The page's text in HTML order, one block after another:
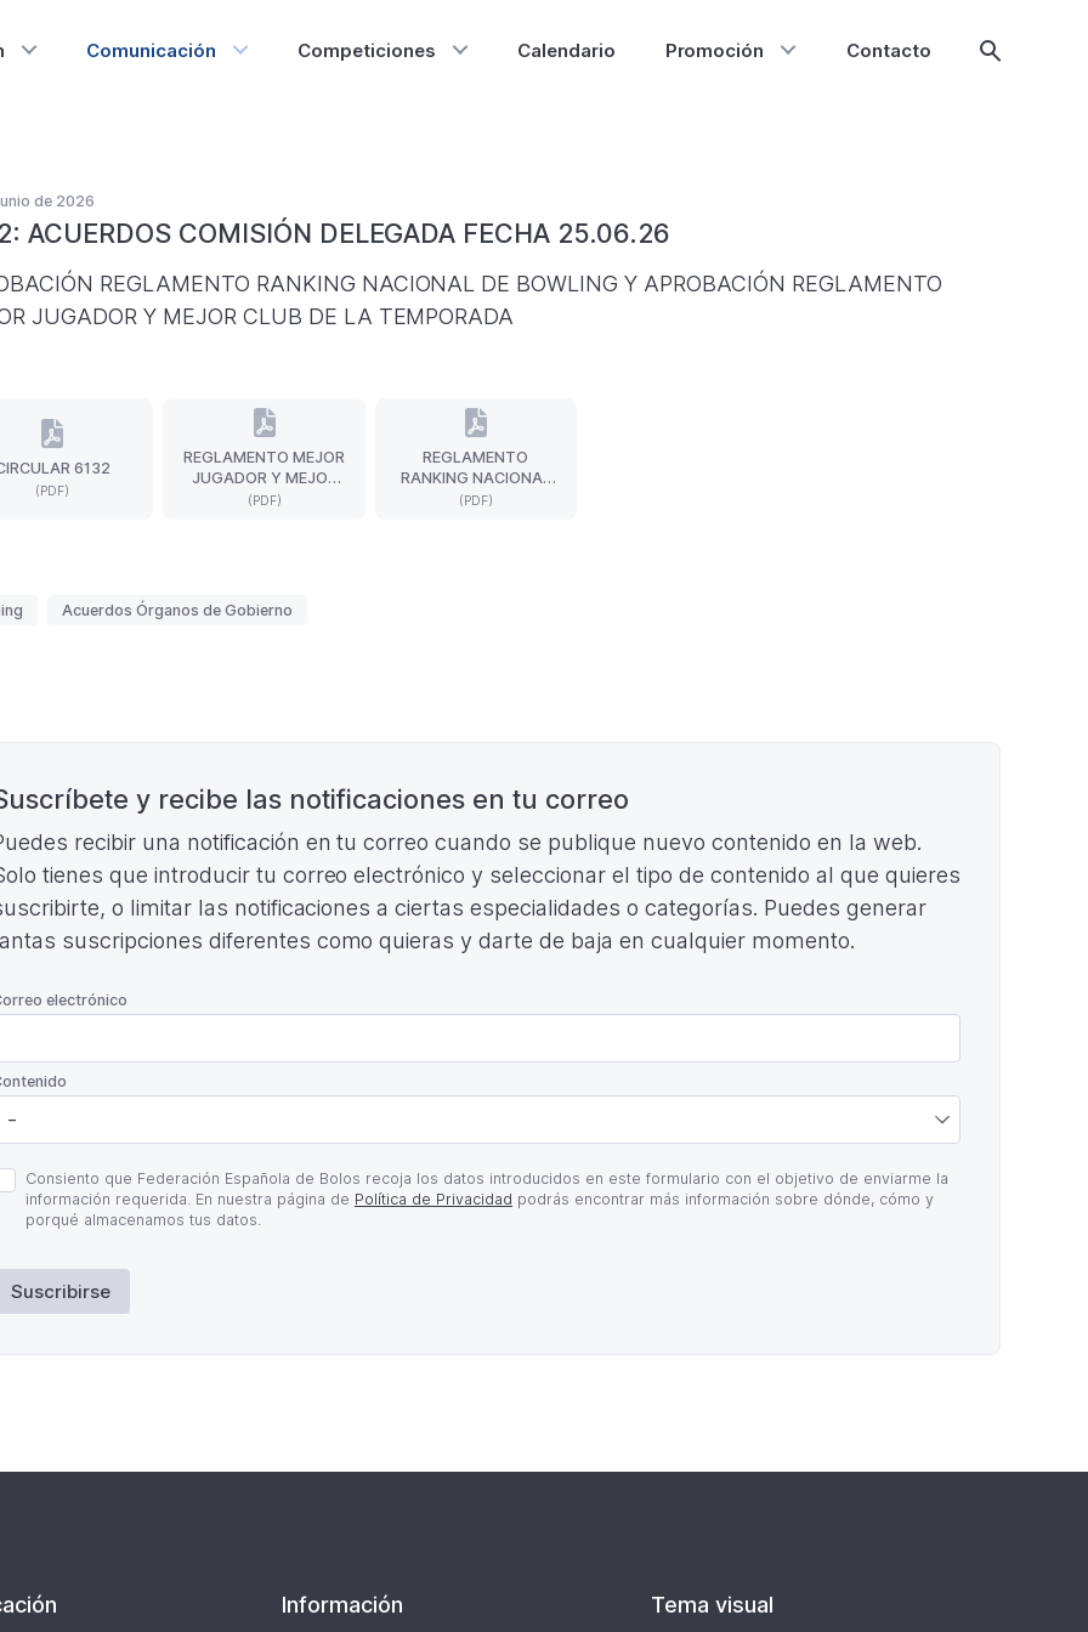
Comunicación Competiciones Calendario Promoción Contacto
Mostrar
de 2026
ACUERDOS COMISIÓN DELEGADA FECHA 25.06.26
REGLAMENTO RANKING NACIONAL DE BOWLING Y APROBACIÓN REGLAMENTO
JUGADOR Y MEJOR CLUB DE LA TEMPORADA
6132
(PDF)
CIRCULAR
6132
REGLAMENTO MEJOR
JUGADOR Y MEJOR
CLUB TEMPORADA
(PDF)
REGLAMENTO
MEJOR
JUGADOR
(Formato
REGLAMENTO
RANKING NACIONAL
DE BOWLING
(PDF)
REGLAMENTO
RANKING
NACIONAL
Acuerdos Órganos de Gobierno
y recibe las notificaciones en tu correo
recibir una notificación en tu correo cuando se publique nuevo contenido en la web.
tienes que introducir tu correo electrónico y seleccionar el tipo de contenido al que quieres
o limitar las notificaciones a ciertas especialidades o categorías. Puedes generar
suscripciones diferentes como quieras y darte de baja en cualquier momento.
electrónico
Política
Privacidad
Consiento que Federación Española de Bolos recoja los datos introducidos en este formulario con el objetivo de enviarme la
información requerida. En nuestra página de Política de Privacidad podrás encontrar más información sobre dónde, cómo y
porqué almacenamos tus datos.
Suscribirse
Información Tema visual